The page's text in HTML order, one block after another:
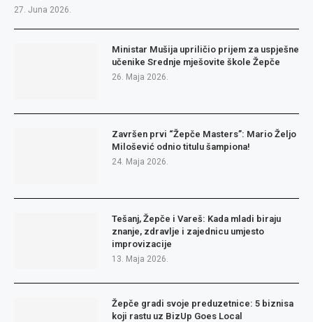
27. Juna 2026.
Ministar Mušija upriličio prijem za uspješne
učenike Srednje mješovite škole Žepče
26. Maja 2026.
Završen prvi “Žepče Masters”: Mario Željo
Milošević odnio titulu šampiona!
24. Maja 2026.
Tešanj, Žepče i Vareš: Kada mladi biraju
znanje, zdravlje i zajednicu umjesto
improvizacije
13. Maja 2026.
Žepče gradi svoje preduzetnice: 5 biznisa
koji rastu uz BizUp Goes Local